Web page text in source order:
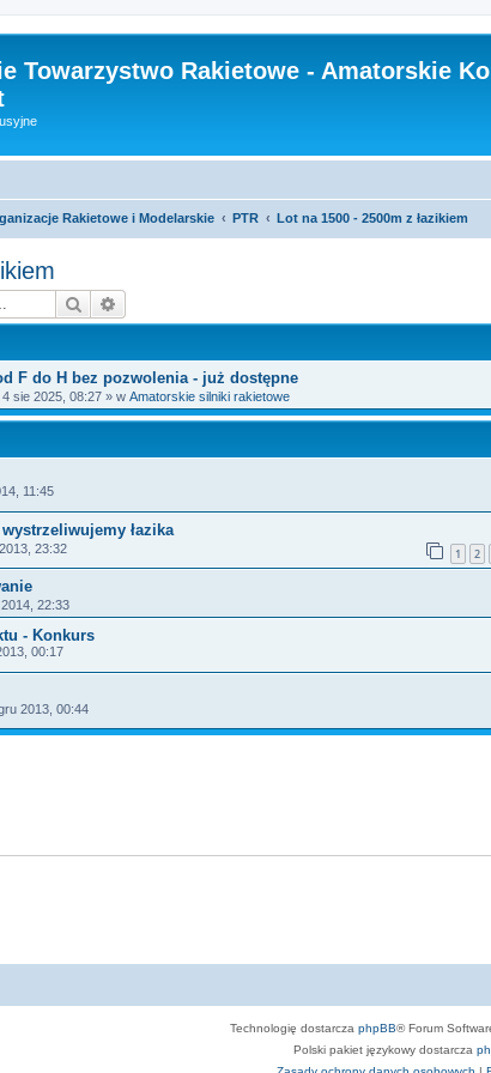
Towarzystwo Rakietowe - Amatorskie
Rakietowe i Modelarskie PTR Lot na 1500 - 2500m z łazikiem
Szukaj
F do H bez pozwolenia - już dostępne
4 sie 2025, 08:27 » w Amatorskie silniki rakietowe
11:45
łazika
23:32 1 2
22:33
- Konkurs
00:17
2013, 00:44
Technologię dostarcza phpBB® Forum
Polski pakiet językowy dostarcza